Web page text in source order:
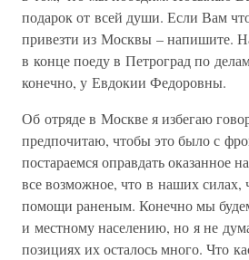
подарок от всей души. Если Вам
привезти из Москвы – напишите.
в конце поеду в Петроград по
конечно, у Евдокии Федоровны.
Об отряде в Москве я избегаю
предпочитаю, чтобы это было с
постараемся оправдать оказанное
все возможное, что в наших силах,
помощи раненым. Конечно мы
и местному населению, но я не
позициях их осталось много. Что